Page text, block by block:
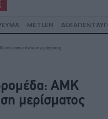
METLEN
επανεπένδυση μερίσματος
ΑΜΚ
μερίσματος